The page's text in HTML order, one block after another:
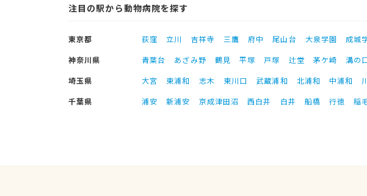
注目の駅から動物病院を探す
東京都 荻窪 立川 吉祥寺 三鷹 府中 尾山台 大泉学園 成城
神奈川県
青葉台 あざみ野 鶴見 平塚 戸塚 辻堂 茅ケ崎
溝の
埼玉県
大宮 東浦和 志木 東川口 武蔵浦和 北浦和 中浦和
千葉県
浦安 新浦安 京成津田沼 西白井 白井 船橋 行徳 稲